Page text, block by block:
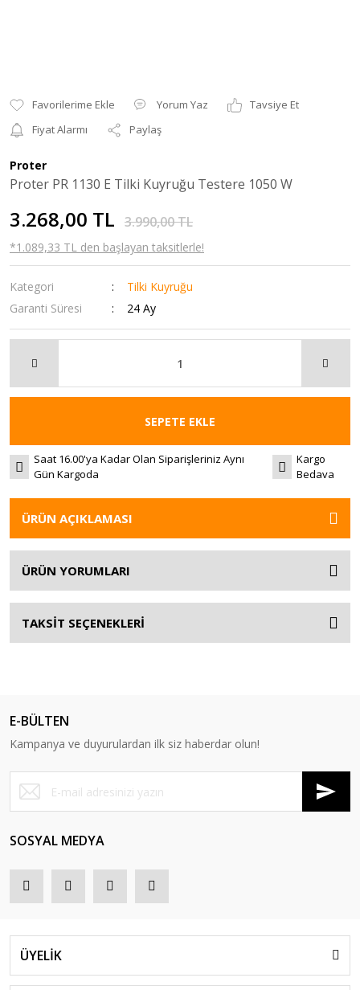
Yorum Yaz
Tavsiye Et
Fiyat Alarmı
Paylaş
Proter
Proter PR 1130 E Tilki Kuyruğu Testere 1050 W
3.268,00 TL 3.990,00 TL
*1.089,33 TL den başlayan taksitlerle!
Kategori
Tilki Kuyruğu
Garanti Süresi
24 Ay
SEPETE EKLE
Saat 16.00'ya Kadar Olan Siparişleriniz Aynı
Gün Kargoda
Kargo
Bedava
ÜRÜN AÇIKLAMASI
ÜRÜN YORUMLARI
TAKSİT SEÇENEKLERİ
E-BÜLTEN
Kampanya ve duyurulardan ilk siz haberdar olun!
SOSYAL MEDYA
ÜYELİK